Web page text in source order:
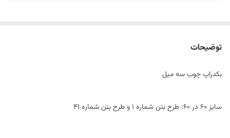
توضیحات
بکدراپ چوب سه میل
سایز ۶٠ در 60: طرح بتن شماره 1 و طرح بتن شماره 41